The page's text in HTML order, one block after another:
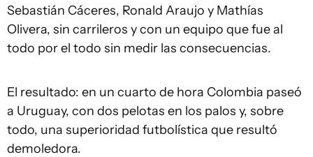
Sebastián Cáceres, Ronald Araujo y Mathías
Olivera, sin carrileros y con un equipo que fue al
todo por el todo sin medir las consecuencias.
El resultado: en un cuarto de hora Colombia paseó
a Uruguay, con dos pelotas en los palos y, sobre
todo, una superioridad futbolística que resultó
demoledora.